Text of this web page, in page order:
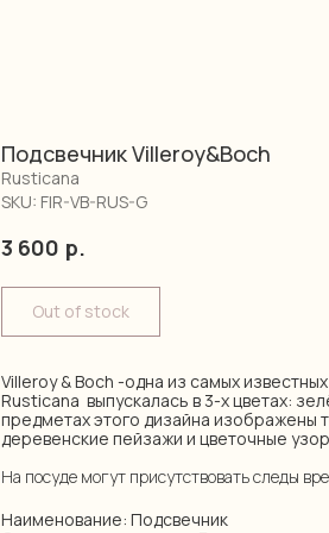
Подсвечник Villeroy&Boch
Rusticana
SKU: FIR-VB-RUS-G
3 600 р.
Out of stock
Villeroy & Boch -одна из самых
Rusticana выпускалась в 3-х цветах:
предметах этого дизайна изображены
деревенские пейзажи и цветочные
На посуде могут присутствовать следы
Наименование: Подсвечник